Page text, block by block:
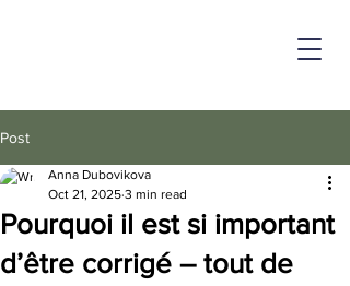
Post
Pourquoi il est si important
d’être corrigé – tout de
Anna Dubovikova
Oct 21, 2025 3 min read